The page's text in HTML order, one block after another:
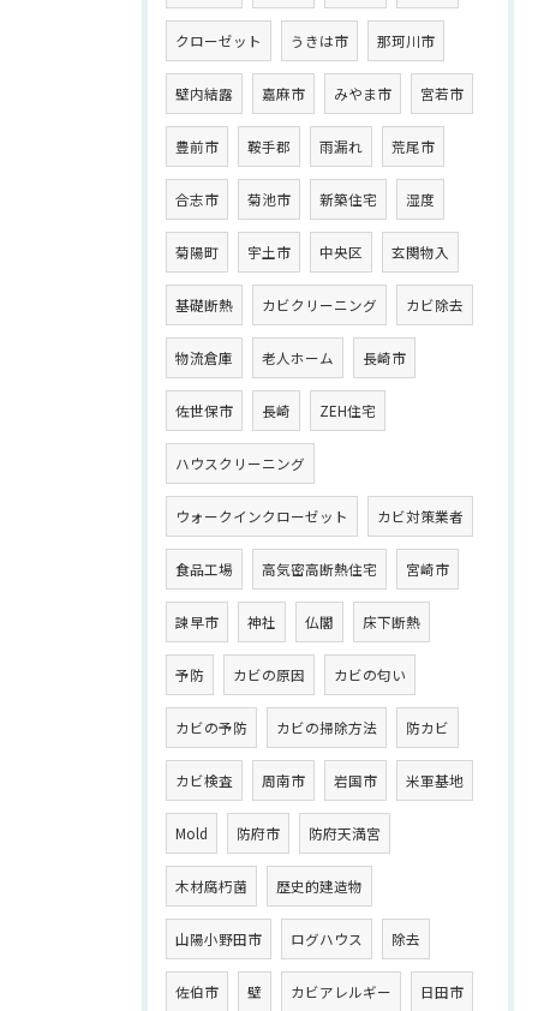
クローゼット うきは市 那珂川市
壁内結露 嘉麻市 みやま市 宮若市
豊前市 鞍手郡 雨漏れ 荒尾市
合志市 菊池市 新築住宅 湿度
菊陽町 宇土市 中央区 玄関物入
基礎断熱 カビクリーニング カビ除去
物流倉庫 老人ホーム 長崎市
佐世保市 長崎 ZEH住宅
ハウスクリーニング
ウォークインクローゼット カビ対策業者
食品工場 高気密高断熱住宅 宮崎市
諫早市 神社 仏閣 床下断熱
予防 カビの原因 カビの匂い
カビの予防 カビの掃除方法 防カビ
カビ検査 周南市 岩国市 米軍基地
Mold 防府市 防府天満宮
木材腐朽菌 歴史的建造物
山陽小野田市 ログハウス 除去
佐伯市 壁 カビアレルギー 日田市